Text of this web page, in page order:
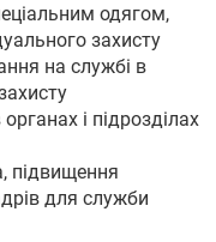
одягом,
захисту
на службі в
і підрозділах
підвищення
для служби